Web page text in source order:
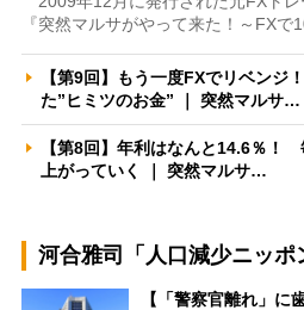
『突然マルサがやって来た！～FXで
【第9回】もう一度FXでリベン
た”ヒミツのお金” ｜ 突然マルサ…
【第8回】年利はなんと14.6％！
上がっていく ｜ 突然マルサ…
河合雅司「人口減少ニッポ
【「警察官離れ」に